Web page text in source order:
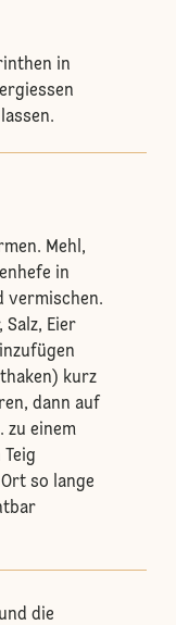
in
Mehl,
in
vermischen.
Salz, Eier
kurz
dann auf
zu einem
so lange
die